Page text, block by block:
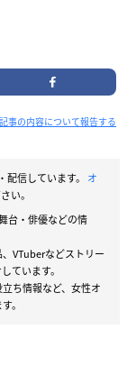
記事の内容について報告する
信しています。 オ
い。
台・俳優などの情
VTuberなどストリー
ています。
ち情報など、女性オ
。